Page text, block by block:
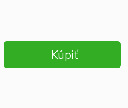
Kúpiť